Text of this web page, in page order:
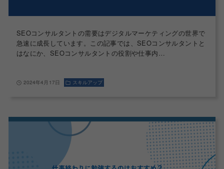
SEOコンサルタントの需要はデジタルマーケティングの世界で
急速に成長しています。この記事では、SEOコンサルタントと
はなにか、SEOコンサルタントの役割や仕事内…
2024年4月17日 スキルアップ